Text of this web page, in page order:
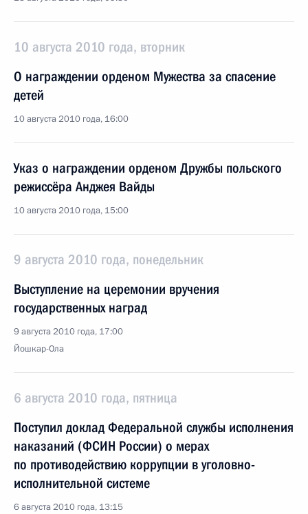
10 августа 2010 года, вторник
О награждении орденом Мужества за спасение
детей
10 августа 2010 года, 16:00
Указ о награждении орденом Дружбы польского
режиссёра Анджея Вайды
10 августа 2010 года, 15:00
9 августа 2010 года, понедельник
Выступление на церемонии вручения
государственных наград
9 августа 2010 года, 17:00
Йошкар-Ола
6 августа 2010 года, пятница
Поступил доклад Федеральной службы исполнения
наказаний (ФСИН России) о мерах
по противодействию коррупции в уголовно-
исполнительной системе
6 августа 2010 года, 13:15